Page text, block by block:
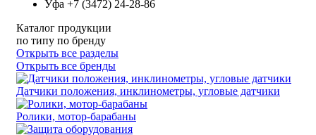
Уфа +7 (3472) 24-28-86
Каталог продукции
по типу по бренду
Открыть все разделы
Открыть все бренды
Датчики положения, инклинометры, угловые датчики
Ролики, мотор-барабаны